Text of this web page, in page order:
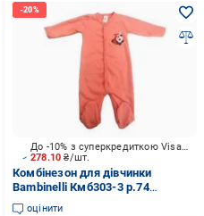
278.10₴/шт.
До -10% з суперкредиткою Visa Вигода
Комбінезон для дівчинки
Bambinelli Кмб303-3 р.74
Кмб303-3
оцінити